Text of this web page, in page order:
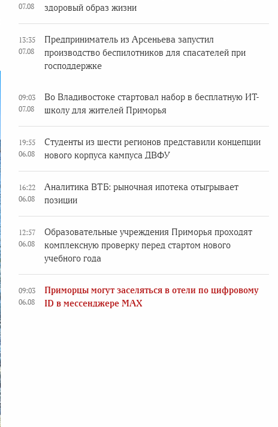
07.08
здоровый образ жизни
13:35
07.08
Предприниматель из Арсеньева запустил
производство беспилотников для спасателей при
господдержке
09:03
07.08
Во Владивостоке стартовал набор в бесплатную ИТ-
школу для жителей Приморья
19:55
06.08
Студенты из шести регионов представили концепции
нового корпуса кампуса ДВФУ
16:22
06.08
Аналитика ВТБ: рыночная ипотека отыгрывает
позиции
12:57
06.08
Образовательные учреждения Приморья проходят
комплексную проверку перед стартом нового
учебного года
09:03
06.08
Приморцы могут заселяться в отели по цифровому
ID в мессенджере MAX